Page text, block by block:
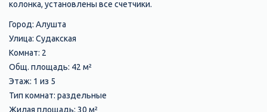
колонка, установлены все счетчики.
Город: Алушта
Улица: Судакская
Комнат: 2
Общ. площадь: 42 м²
Этаж: 1 из 5
Тип комнат: раздельные
Жилая площадь: 30 м²